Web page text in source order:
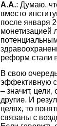
А.А.: Думаю,
вместо
после января
монетизацией
реформ стали
В свою
эффективную
– значит,
другие. И
целях, то
связаны с